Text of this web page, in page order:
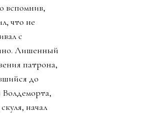
вспомнив,
что не
с
Лишенный
патрона,
до
Волдеморта,
начал